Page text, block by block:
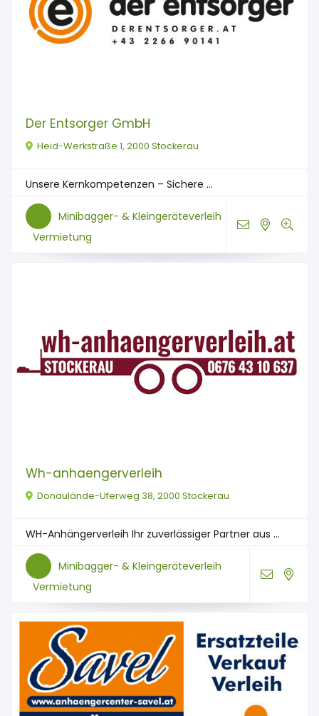
Der Entsorger GmbH
Heid-Werkstraße 1, 2000 Stockerau
Unsere Kernkompetenzen – Sichere ...
Minibagger- & Kleingeräteverleih
Vermietung
Wh-anhaengerverleih
Donaulände-Uferweg 38, 2000 Stockerau
WH-Anhängerverleih Ihr zuverlässiger Partner aus ...
Minibagger- & Kleingeräteverleih
Vermietung